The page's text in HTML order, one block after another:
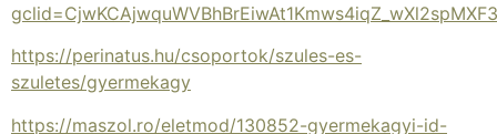
https://perinatus.hu/csoportok/szules-es-
szuletes/gyermekagy
https://maszol.ro/eletmod/130852-gyermekagyi-id-